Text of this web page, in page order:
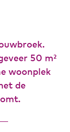
50 m²
woonplek
de